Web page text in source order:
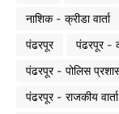
नाशिक - क्रीडा वार्ता
पंढरपूर
पंढरपूर -
पंढरपूर - पोलिस
पंढरपूर - राजकीय वार्ता